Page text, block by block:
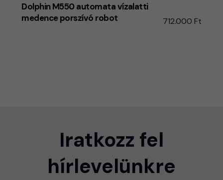
Dolphin M550 automata vízalatti
medence porszívó robot
712.000 Ft
Iratkozz fel
hírlevelünkre